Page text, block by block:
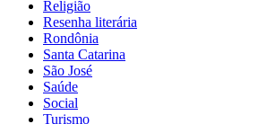
Religião
Resenha literária
Rondônia
Santa Catarina
São José
Saúde
Social
Turismo